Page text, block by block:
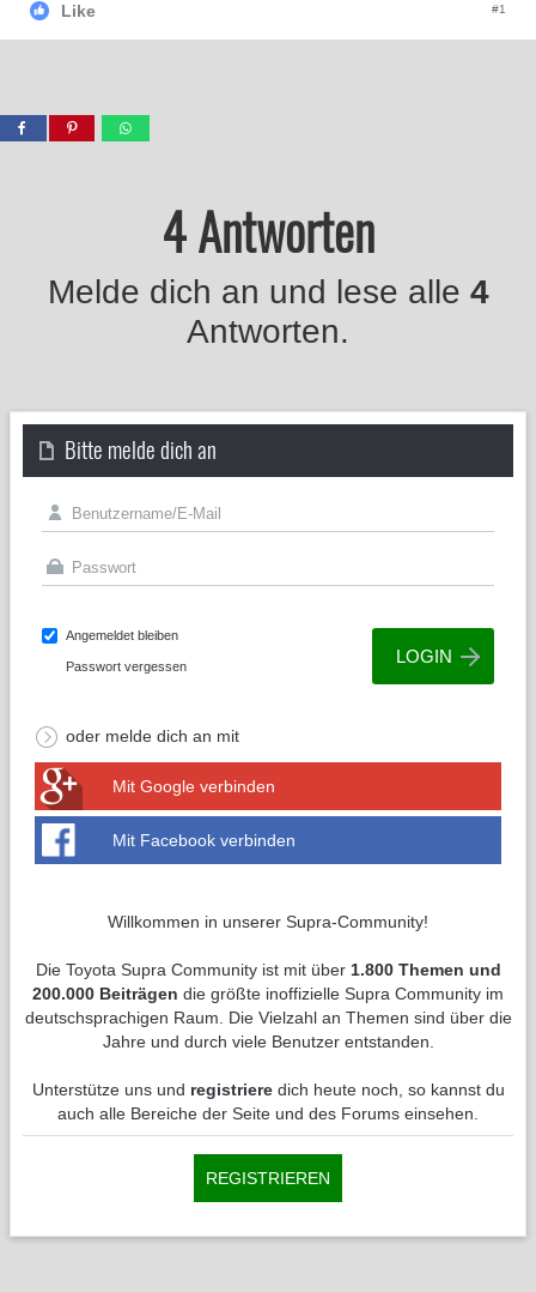
Like #1
4 Antworten
Melde dich an und lese alle 4
Antworten.
Bitte melde dich an
Angemeldet bleiben
Passwort vergessen
oder melde dich an mit
Mit Google verbinden
Mit Facebook verbinden
Willkommen in unserer Supra-Community!
Die Toyota Supra Community ist mit über 1.800 Themen und
200.000 Beiträgen die größte inoffizielle Supra Community im
deutschsprachigen Raum. Die Vielzahl an Themen sind über die
Jahre und durch viele Benutzer entstanden.
Unterstütze uns und registrieredich heute noch, so kannst du
auch alle Bereiche der Seite und des Forums einsehen.
REGISTRIEREN